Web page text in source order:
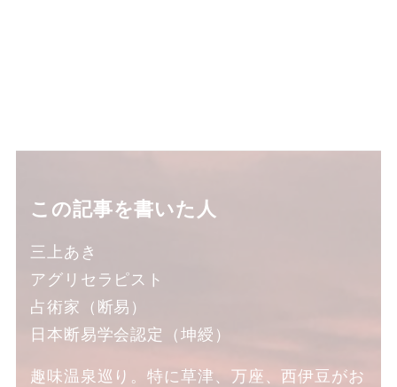
この記事を書いた人
三上あき
アグリセラピスト
占術家（断易）
日本断易学会認定（坤綬）
趣味温泉巡り。特に草津、万座、西伊豆がお